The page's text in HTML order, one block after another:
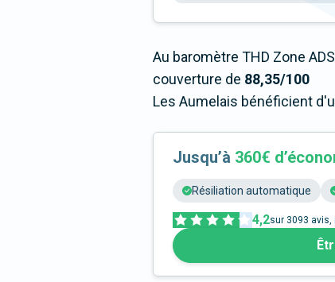
Au baromètre THD Zone
couverture de 88,35/100
Les Aumelais bénéficient
Jusqu’à 360€
Résiliation automatique
4,2sur 3093 avis,